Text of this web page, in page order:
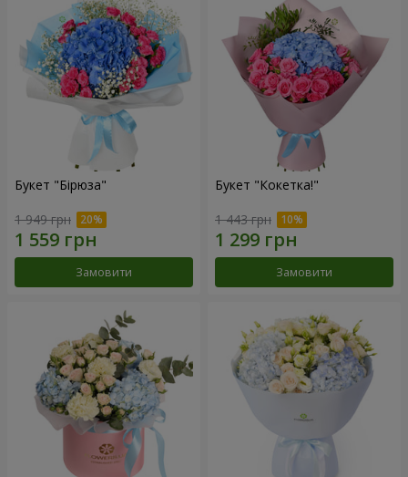
Букет "Бірюза"
1 949 грн
Замовити
Букет "Кокетка!"
1 443 грн
Замовити